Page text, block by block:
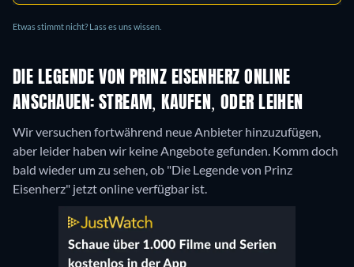
Etwas stimmt nicht? Lass es uns wissen.
DIE LEGENDE VON PRINZ EISENHERZ ONLINE
ANSCHAUEN: STREAM, KAUFEN, ODER LEIHEN
Wir versuchen fortwährend neue Anbieter hinzuzufügen,
aber leider haben wir keine Angebote gefunden. Komm doch
bald wieder um zu sehen, ob "Die Legende von Prinz
Eisenherz" jetzt online verfügbar ist.